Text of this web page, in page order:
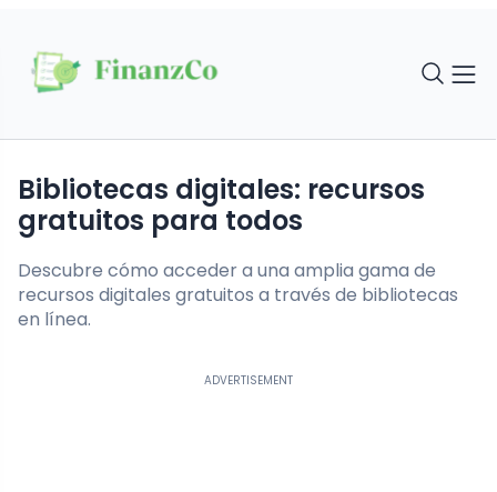
Bibliotecas digitales: recursos
gratuitos para todos
Descubre cómo acceder a una amplia gama de
recursos digitales gratuitos a través de bibliotecas
en línea.
ADVERTISEMENT